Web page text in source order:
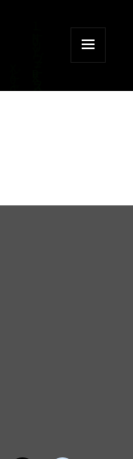
MENÜ
WIDGETS